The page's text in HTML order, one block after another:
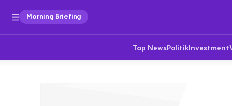
Morning Briefing
Top NewsPolitikInvestment